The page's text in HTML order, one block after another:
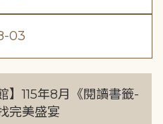
03
】115年8月《閱讀書籤-
完美盛宴